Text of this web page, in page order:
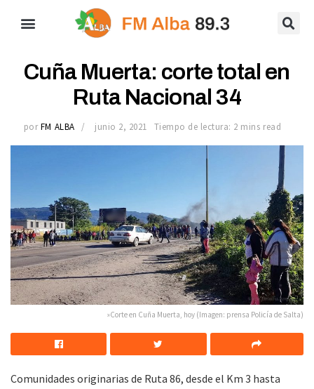
Cuña Muerta: corte total en
Ruta Nacional 34
por FM ALBA junio 2, 2021 Tiempo de lectura: 2 mins read
»Corte en Cuña Muerta, hoy (Imagen: prensa Policía de Salta)
Comunidades originarias de Ruta 86, desde el Km 3 hasta